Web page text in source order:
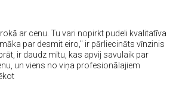
ar cenu. Tu vari nopirkt pudeli kvalitatīva
par desmit eiro," ir pārliecināts vīnzinis
ir daudz mītu, kas apvij savulaik par
un viens no viņa profesionālajiem